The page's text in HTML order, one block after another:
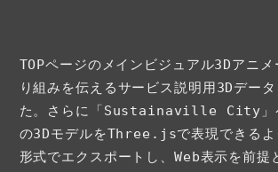
TOPページのメインビジュアル3Dアニ
り組みを伝えるサービス説明用3Dデー
た。さらに「Sustainaville City」
の3DモデルをThree.jsで表現できる
形式でエクスポートし、Web表示を前提